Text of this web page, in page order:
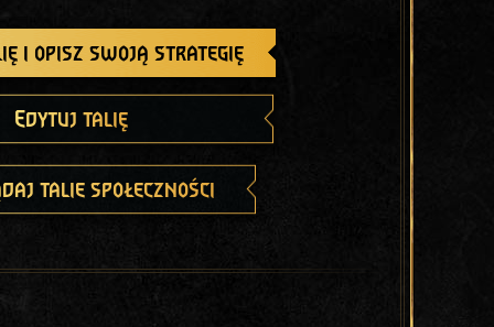
i opisz swoją strategię
Edytuj talię
talie społeczności